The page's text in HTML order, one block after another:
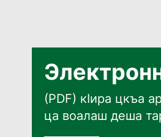
(PDF) кӀира цкъа
ца воалаш деша